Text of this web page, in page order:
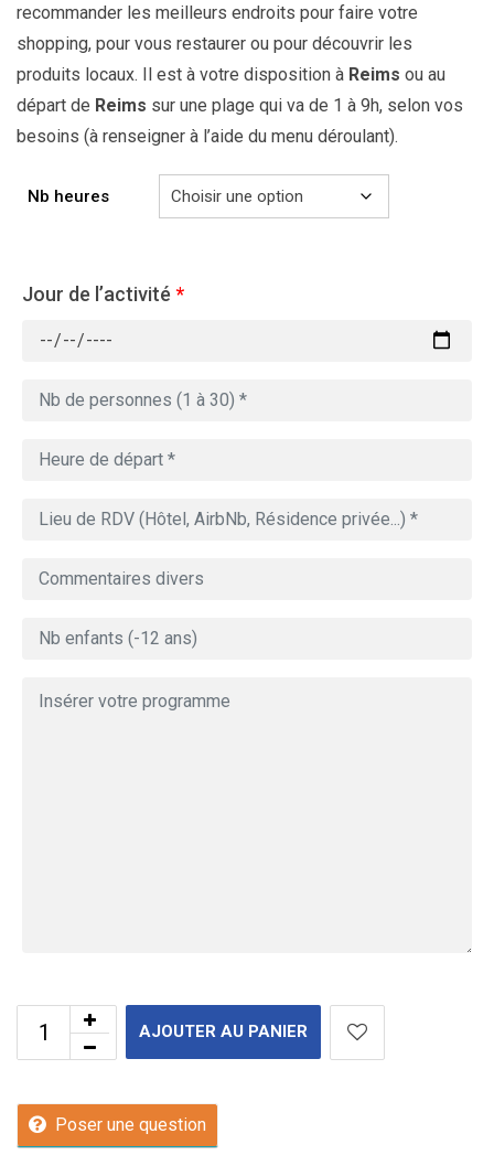
recommander les meilleurs endroits pour faire votre
shopping, pour vous restaurer ou pour découvrir les
produits locaux. Il est à votre disposition à Reims ou au
départ de Reims sur une plage qui va de 1 à 9h, selon vos
besoins (à renseigner à l’aide du menu déroulant).
Nb heures
Jour de l’activité *
AJOUTER AU PANIER
Poser une question